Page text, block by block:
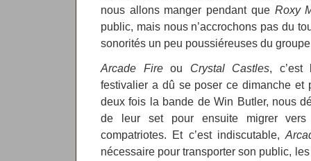
nous allons manger pendant que Roxy
public, mais nous n’accrochons pas du
sonorités un peu poussiéreuses du
Arcade Fireou Crystal Castles, c’est
festivalier a dû se poser ce dimanche et
deux fois la bande de Win Butler, nous
de leur set pour ensuite migrer vers
compatriotes. Et c’est indiscutable,
nécessaire pour transporter son public,